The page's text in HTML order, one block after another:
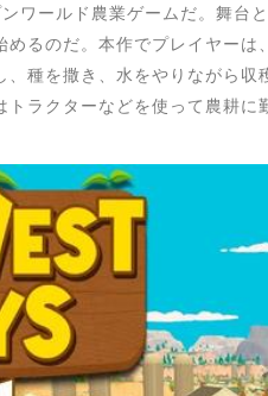
ワールド農業ゲームだ。舞台
るのだ。本作でプレイヤー
種を撒き、水をやりながら
トラクターなどを使って農耕